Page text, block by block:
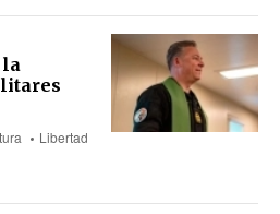
Libertad